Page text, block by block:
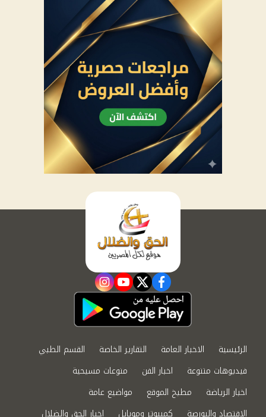
facebook
twitter
youtube
instagram
الرئيسية الاخبار العامة التقارير الخاصة
القسم الطبي
فيديوهات متنوعة
اخبار الفن
منوعات مسيحية
اخبار الرياضة
مطبخ الموقع
مواضيع عامة
الاقتصاد والبورصة
كمبيوتر وموبايل اخبار الحق والضلال